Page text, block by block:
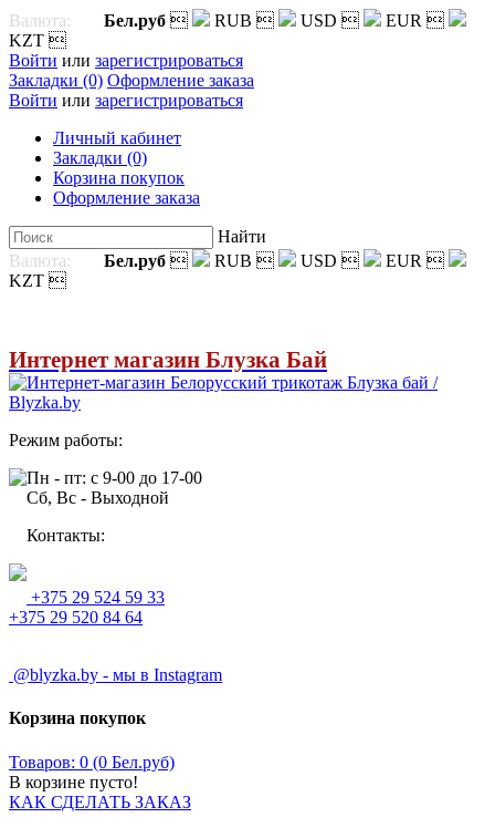
Валюта: Бел.руб  RUB  USD  EUR 
KZT 
Войти или зарегистрироваться
Закладки (0) Оформление заказа
Войти или зарегистрироваться
Личный кабинет
Закладки (0)
Корзина покупок
Оформление заказа
Найти
Валюта:
Бел.руб  RUB  USD  EUR 
KZT 
Интернет магазин Блузка Бай
Режим работы:
Пн - пт: с 9-00 до 17-00
Сб, Вс - Выходной
Контакты:
+375 29 524 59 33
+375 29 520 84 64
@blyzka.by - мы в Instagram
Корзина покупок
Товаров: 0 (0 Бел.руб)
В корзине пусто!
КАК СДЕЛАТЬ ЗАКАЗ